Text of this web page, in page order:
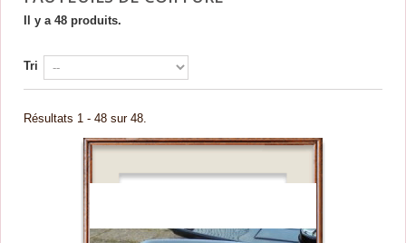
Il y a 48 produits.
Tri
Résultats 1 - 48 sur 48.